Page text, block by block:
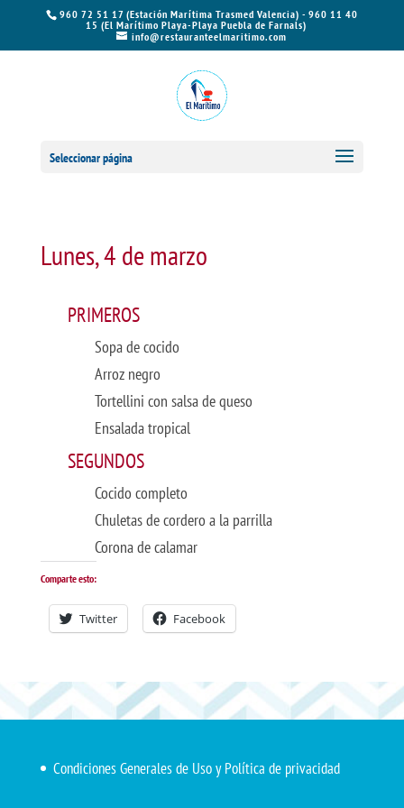
960 72 51 17 (Estación Marítima Trasmed Valencia) - 960 11 40
15 (El Marítimo Playa-Playa Puebla de Farnals)
info@restauranteelmaritimo.com
Seleccionar página
Lunes, 4 de marzo
PRIMEROS
Sopa de cocido
Arroz negro
Tortellini con salsa de queso
Ensalada tropical
SEGUNDOS
Cocido completo
Chuletas de cordero a la parrilla
Corona de calamar
Comparte esto:
Twitter Facebook
Condiciones Generales de Uso y Política de privacidad